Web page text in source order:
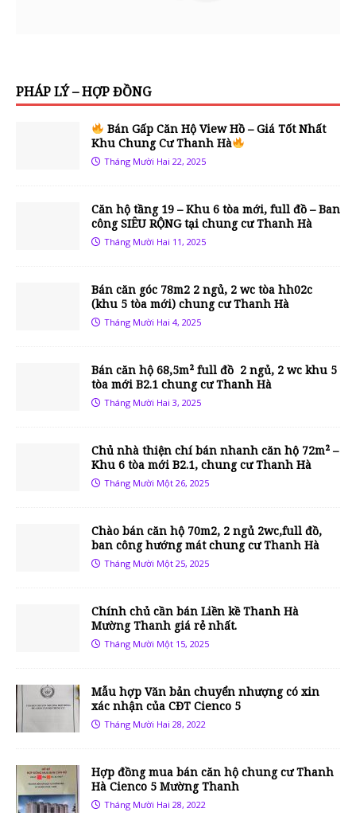
PHÁP LÝ – HỢP ĐỒNG
Bán Gấp Căn Hộ View Hồ – Giá Tốt Nhất
Khu Chung Cư Thanh Hà
Tháng Mười Hai 22, 2025
Căn hộ tầng 19 – Khu 6 tòa mới, full đồ – Ban
công SIÊU RỘNG tại chung cư Thanh Hà
Tháng Mười Hai 11, 2025
Bán căn góc 78m2 2 ngủ, 2 wc tòa hh02c
(khu 5 tòa mới) chung cư Thanh Hà
Tháng Mười Hai 4, 2025
Bán căn hộ 68,5m² full đồ 2 ngủ, 2 wc khu 5
tòa mới B2.1 chung cư Thanh Hà
Tháng Mười Hai 3, 2025
Chủ nhà thiện chí bán nhanh căn hộ 72m² –
Khu 6 tòa mới B2.1, chung cư Thanh Hà
Tháng Mười Một 26, 2025
Chào bán căn hộ 70m2, 2 ngủ 2wc,full đồ,
ban công hướng mát chung cư Thanh Hà
Tháng Mười Một 25, 2025
Chính chủ cần bán Liền kề Thanh Hà
Mường Thanh giá rẻ nhất.
Tháng Mười Một 15, 2025
Mẫu hợp Văn bản chuyển nhượng có xin
xác nhận của CĐT Cienco 5
Tháng Mười Hai 28, 2022
Hợp đồng mua bán căn hộ chung cư Thanh
Hà Cienco 5 Mường Thanh
Tháng Mười Hai 28, 2022